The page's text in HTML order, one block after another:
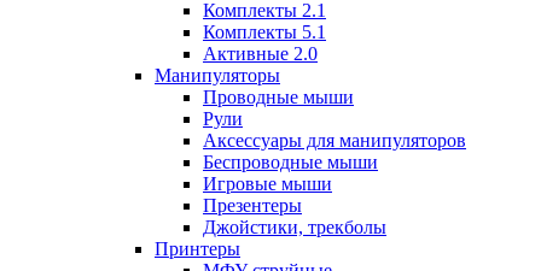
Комплекты 2.1
Комплекты 5.1
Активные 2.0
Манипуляторы
Проводные мыши
Рули
Аксессуары для манипуляторов
Беспроводные мыши
Игровые мыши
Презентеры
Джойстики, трекболы
Принтеры